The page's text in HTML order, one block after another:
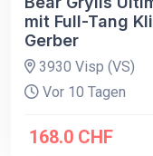
mit Full-Tang
Gerber
3930 Visp (VS)
Vor 10 Tagen
168.0 CHF